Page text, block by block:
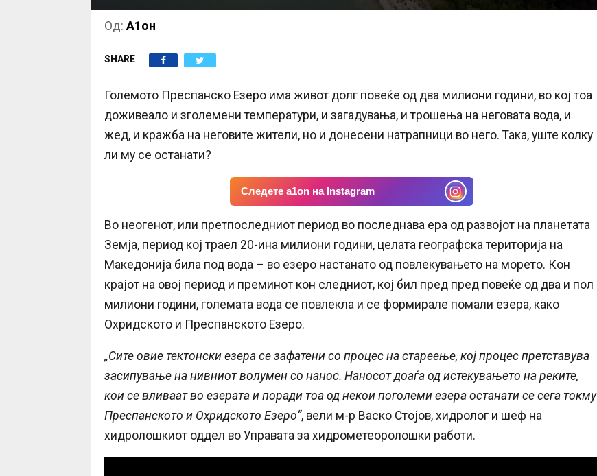
Од: А1он
SHARE
Големото Преспанско Езеро има живот долг повеќе од два милиони години, во кој тоа
доживеало и зголемени температури, и загадувања, и трошења на неговата вода, и
жед, и кражба на неговите жители, но и донесени натрапници во него. Така, уште колку
ли му се останати?
Следете a1on на Instagram
Во неогенот, или претпоследниот период во последнава ера од развојот на планетата
Земја, период кој траел 20-ина милиони години, целата географска територија на
Македонија била под вода – во езеро настанато од повлекувањето на морето. Кон
крајот на овој период и преминот кон следниот, кој бил пред пред повеќе од два и пол
милиони години, големата вода се повлекла и се формирале помали езера, како
Охридското и Преспанското Езеро.
„Сите овие тектонски езера се зафатени со процес на стареење, кој процес претставува
засипување на нивниот волумен со нанос. Наносот доаѓа од истекувањето на реките,
кои се вливаат во езерата и поради тоа од некои поголеми езера останати се сега токму
Преспанското и Охридското Езеро“, вели м-р Васко Стојов, хидролог и шеф на
хидролошкиот оддел во Управата за хидрометеоролошки работи.